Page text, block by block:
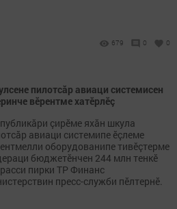
679 0 0
пилотсӑр авиаци системисен
вӗрентме хатӗрлӗç
çирӗме яхӑн шкула
авиаци системипе ӗçлеме
оборудованипе тивӗçтерме
бюджетӗнчен 244 млн тенкӗ
пирки ТР Финанс
пресс-служби пӗлтернӗ.